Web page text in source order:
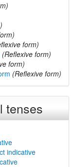
form)
(Reflexive form)
form)
(Reflexive form)
tenses
indicative